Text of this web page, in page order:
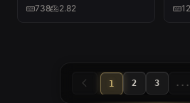
738 2.82
1 2 3 ...